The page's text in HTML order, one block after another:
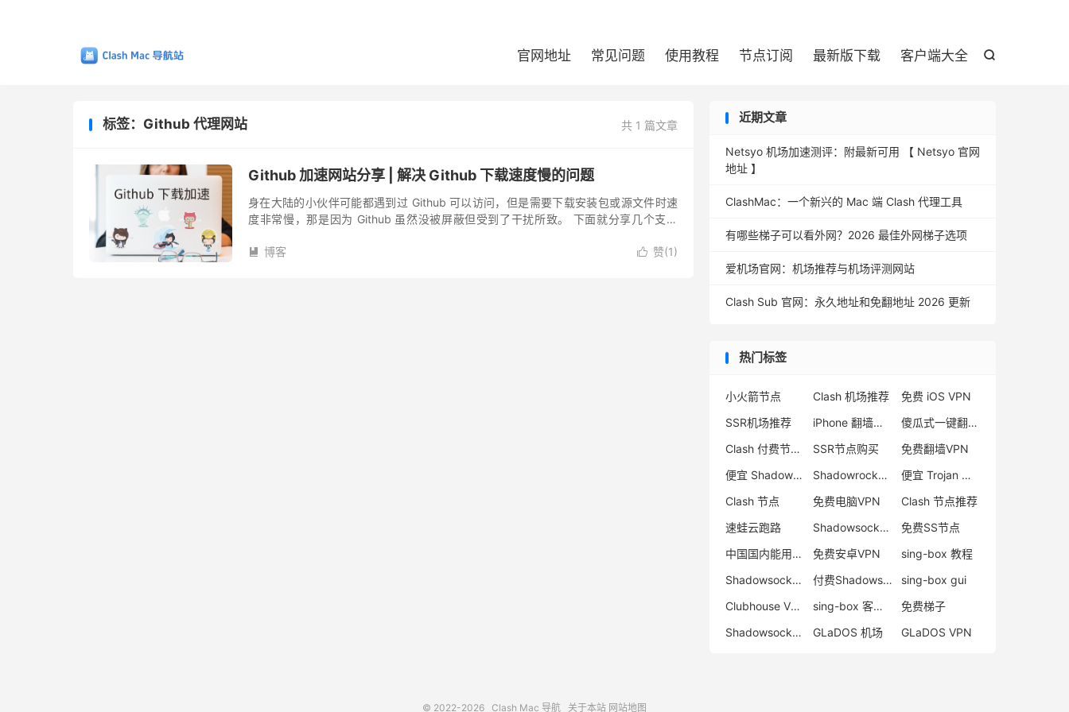

官网地址 常见问题 使用教程 节点订阅 最新版下载 客户端大全
共 1 篇文章
标签：Github 代理网站
Github 加速网站分享 | 解决 Github 下载速度慢的问题
身在大陆的小伙伴可能都遇到过 Github 可以访问，但是需要下载安装包或源文件时速
度非常慢，那是因为 Github 虽然没被屏蔽但受到了干扰所致。 下面就分享几个支持
 赞(1)
 博客
近期文章
Netsyo 机场加速测评：附最新可用 【 Netsyo 官网
地址 】
ClashMac：一个新兴的 Mac 端 Clash 代理工具
有哪些梯子可以看外网？2026 最佳外网梯子选项
爱机场官网：机场推荐与机场评测网站
Clash Sub 官网：永久地址和免翻地址 2026 更新
热门标签
小火箭节点 Clash 机场推荐
免费 iOS VPN
SSR机场推荐
iPhone 翻墙代理软件
傻瓜式一键翻墙VPN客户端
Clash 付费节点购买
SSR节点购买
免费翻墙VPN
便宜 Shadowsocks 购买
Shadowrocket 地址
便宜 Trojan 购买
Clash 节点
免费电脑VPN
Clash 节点推荐
速蛙云跑路
Shadowsocks 付费节点
免费SS节点
中国国内能用的翻墙VPN推荐
免费安卓VPN
sing-box 教程
Shadowsocks 节点哪里买
付费Shadowsocks推荐
sing-box gui
Clubhouse VPN
sing-box 客户端配置
免费梯子
Shadowsocks 服务器
GLaDOS 机场 GLaDOS VPN
© 2022-2026 Clash Mac 导航 关于本站 网站地图